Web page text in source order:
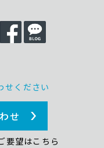
せください
せ
要望はこちら